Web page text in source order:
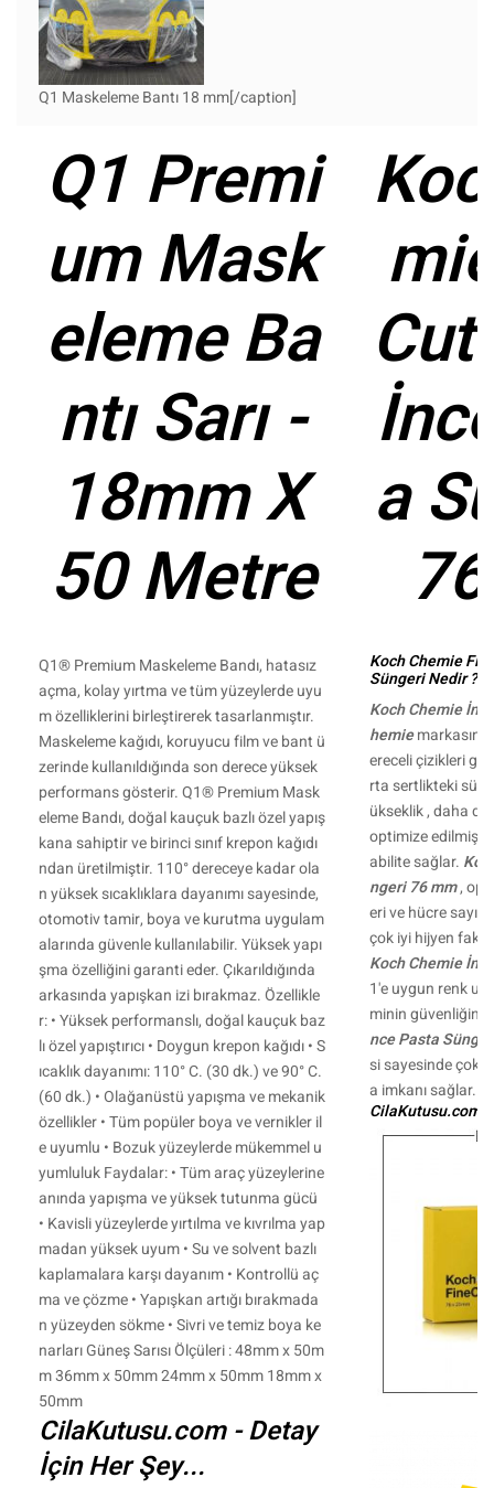
Q1 Maskeleme Bantı 18 mm[/caption]
Q1 Premi
um Mask
eleme Ba
ntı Sarı -
18mm X
50 Metre
Q1® Premium Maskeleme Bandı, hatasız
açma, kolay yırtma ve tüm yüzeylerde uyu
m özelliklerini birleştirerek tasarlanmıştır.
Maskeleme kağıdı, koruyucu film ve bant ü
zerinde kullanıldığında son derece yüksek
performans gösterir. Q1® Premium Mask
eleme Bandı, doğal kauçuk bazlı özel yapış
kana sahiptir ve birinci sınıf krepon kağıdı
ndan üretilmiştir. 110° dereceye kadar ola
n yüksek sıcaklıklara dayanımı sayesinde,
otomotiv tamir, boya ve kurutma uygulam
alarında güvenle kullanılabilir. Yüksek yapı
şma özelliğini garanti eder. Çıkarıldığında
arkasında yapışkan izi bırakmaz. Özellikle
r: • Yüksek performanslı, doğal kauçuk baz
lı özel yapıştırıcı • Doygun krepon kağıdı • S
ıcaklık dayanımı: 110° C. (30 dk.) ve 90° C.
(60 dk.) • Olağanüstü yapışma ve mekanik
özellikler • Tüm popüler boya ve vernikler il
e uyumlu • Bozuk yüzeylerde mükemmel u
yumluluk Faydalar: • Tüm araç yüzeylerine
anında yapışma ve yüksek tutunma gücü
• Kavisli yüzeylerde yırtılma ve kıvrılma yap
madan yüksek uyum • Su ve solvent bazlı
kaplamalara karşı dayanım • Kontrollü aç
ma ve çözme • Yapışkan artığı bırakmada
n yüzeyden sökme • Sivri ve temiz boya ke
narları Güneş Sarısı Ölçüleri : 48mm x 50m
m 36mm x 50mm 24mm x 50mm 18mm x
50mm
CilaKutusu.com - Detay
İçin Her Şey...
a
Koch Chemie
Süngeri Nedir ?
Koch Chemie
hemiemarkasının
ereceli çizikleri
rta sertlikteki
ükseklik , daha
optimize edilmiş
abilite sağlar.
ngeri 76 mm,
eri ve hücre sayısı
çok iyi hijyen
Koch Chemie
1'e uygun renk
minin güvenliğini
nce Pasta
si sayesinde çok
a imkanı sağlar.
CilaKutusu.com